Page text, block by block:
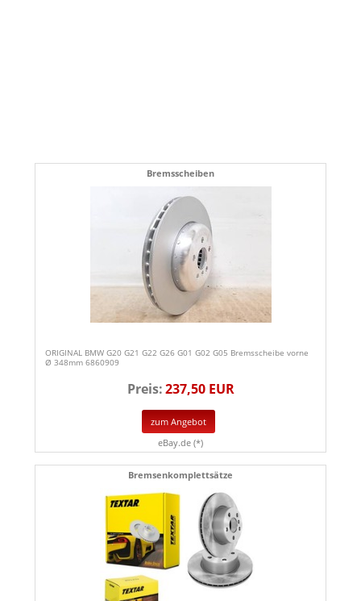
Bremsscheiben
ORIGINAL BMW G20 G21 G22 G26 G01 G02 G05 Bremsscheibe vorne
Ø 348mm 6860909
Preis:237,50 EUR
zum Angebot
eBay.de (*)
Bremsenkomplettsätze